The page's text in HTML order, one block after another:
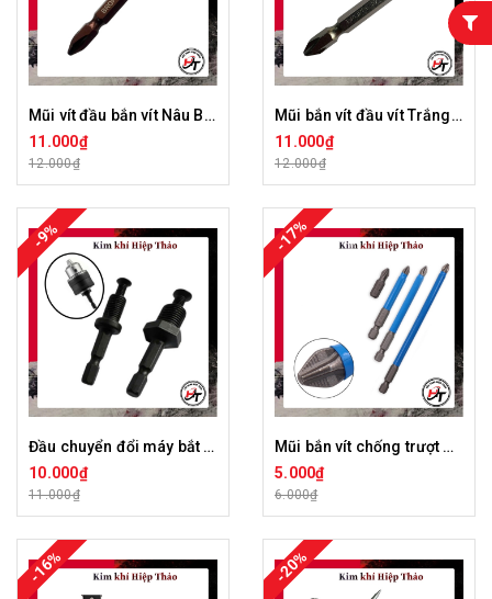
Mũi vít đầu bắn vít Nâu BROPPE ph2 vặn bake dài 65mm 100mm 150mm 4 cạnh lắp máy khoan MV-BRP-N
11.000₫
12.000₫
Mũi bắn vít đầu vít Trắng BROPPE ph2 vặn bake dài 65mm 4 cạnh lắp máy khoan MV-BRP-T
11.000₫
12.000₫
-9%
Đầu chuyển đổi máy bắt vít lục giác sang măng ranh khoan DC-MRK
10.000₫
11.000₫
-17%
Mũi bắn vít chống trượt đầu bắt vít PH2 chữ thập từ tính cao chuôi lục giác 25mm 65mm 90mm 150mm Xanh MBVCT-X
5.000₫
6.000₫
-16% -20%